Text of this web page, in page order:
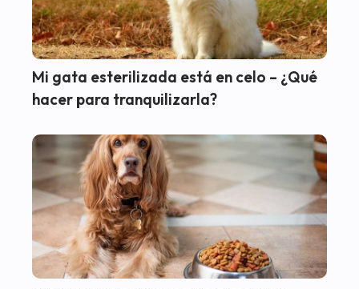
Mi gata esterilizada está en celo – ¿Qué
hacer para tranquilizarla?